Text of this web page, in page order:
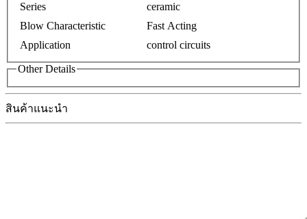
Series
ceramic
Blow Characteristic
Fast Acting
Application
control circuits
Other Details
สินค้าแนะนำ